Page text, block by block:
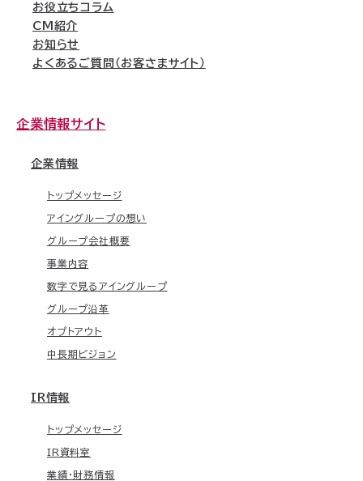
お役立ちコラム
CM紹介
お知らせ
よくあるご質問（お客さまサイト）
企業情報サイト
企業情報
トップメッセージ
アイングループの想い
グループ会社概要
事業内容
数字で見るアイングループ
グループ沿革
オプトアウト
中長期ビジョン
IR情報
トップメッセージ
IR資料室
業績・財務情報